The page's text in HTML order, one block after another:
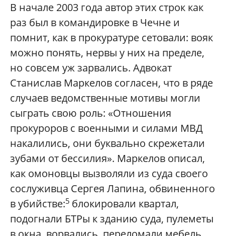
В начале 2003 года автор этих строк как
раз был в командировке в Чечне и
помнит, как в прокуратуре сетовали: вояк
можно понять, нервы у них на пределе,
но совсем уж зарвались. Адвокат
Станислав Маркелов согласен, что в ряде
случаев ведомственные мотивы могли
сыграть свою роль: «Отношения
прокуроров с военными и силами МВД
накалились, они буквально скрежетали
зубами от бессилия». Маркелов описал,
как омоновцы вызволяли из суда своего
сослуживца Сергея Лапина, обвиненного
в убийстве:5 блокировали квартал,
подогнали БТРы к зданию суда, пулеметы